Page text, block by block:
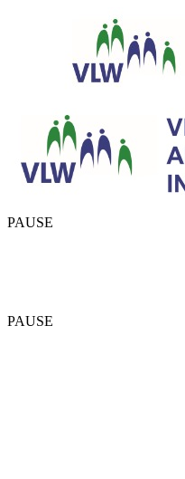
PAUSE
PAUSE